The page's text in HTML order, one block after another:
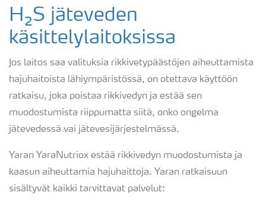
Mädän kananmunan haju
Rikkivedyn ja hajuhaittojen torjunta
Rikkivety jäteveden käsittelylaitoksessa
Yhdistetty ehkäisy ja poisto
H₂S jäteveden
käsittelylaitoksissa
Jos laitos saa valituksia rikkivetypäästöjen aiheuttamista
hajuhaitoista lähiympäristössä, on otettava käyttöön
ratkaisu, joka poistaa rikkivedyn ja estää sen
muodostumista riippumatta siitä, onko ongelma
jätevedessä vai jätevesijärjestelmässä.
Yaran YaraNutriox estää rikkivedyn muodostumista ja
kaasun aiheuttamia hajuhaittoja. Yaran ratkaisuun
sisältyvät kaikki tarvittavat palvelut: